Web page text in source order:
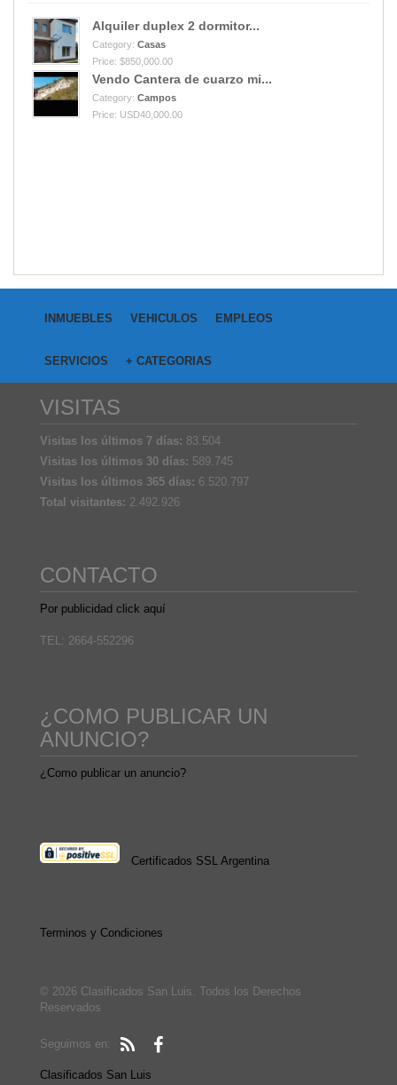
Alquiler duplex 2 dormitor...
Category: Casas
Price: $850,000.00
Vendo Cantera de cuarzo mi...
Category: Campos
Price: USD40,000.00
INMUEBLES VEHICULOS EMPLEOS
SERVICIOS + CATEGORIAS
VISITAS
Visitas los últimos 7 días: 83.504
Visitas los últimos 30 días: 589.745
Visitas los últimos 365 días: 6.520.797
Total visitantes: 2.492.926
CONTACTO
Por publicidad click aquí
TEL: 2664-552296
¿COMO PUBLICAR UN
ANUNCIO?
¿Como publicar un anuncio?
Certificados SSL Argentina
Terminos y Condiciones
© 2026 Clasificados San Luis. Todos los Derechos
Reservados
Seguimos en:
Clasificados San Luis